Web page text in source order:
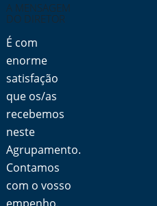
A MENSAGEM
DO DIRETOR
É com
enorme
satisfação
que os/as
recebemos
neste
Agrupamento.
Contamos
com o vosso